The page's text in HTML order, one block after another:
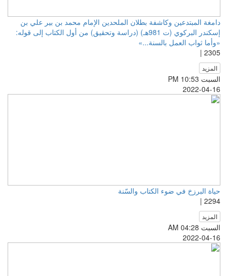
دامغة المبتدعين وكاشفة بطلان الملحدين الإمام محمد بن بير علي بن
إسكندر البركوي (ت 981هـ) (دراسة وتحقيق) من أول الكتاب إلى قوله:
«وأما ثواب العمل بالسنة...»
2305 |
المزيد
السبت PM 10:53
2022-04-16
حياة البرزخ في ضوء الكتاب والسّنة
2294 |
المزيد
السبت AM 04:28
2022-04-16